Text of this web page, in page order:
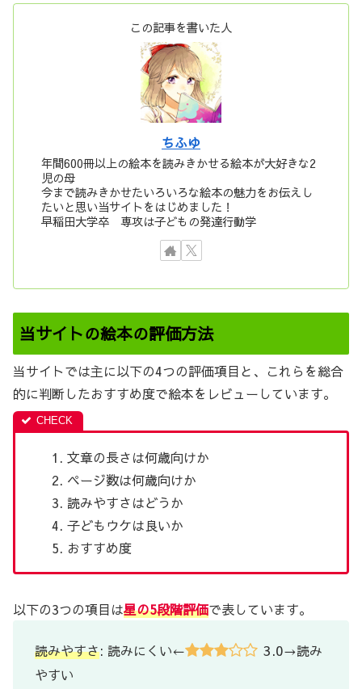
この記事を書いた人
ちふゆ
年間600冊以上の絵本を読みきかせる絵本が大好きな2
児の母
今まで読みきかせたいろいろな絵本の魅力をお伝えし
たいと思い当サイトをはじめました！
早稲田大学卒 専攻は子どもの発達行動学
当サイトの絵本の評価方法
当サイトでは主に以下の4つの評価項目と、これらを総合
的に判断したおすすめ度で絵本をレビューしています。
文章の長さは何歳向けか
ページ数は何歳向けか
読みやすさはどうか
子どもウケは良いか
おすすめ度
以下の3つの項目は星の5段階評価で表しています。
読みやすさ: 読みにくい← 3.0→読み
やすい